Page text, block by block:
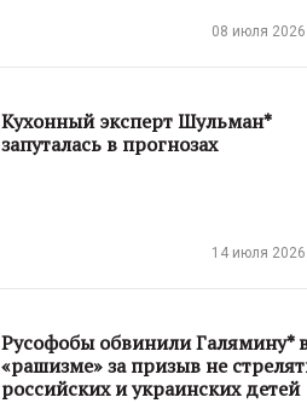
08 июля 2026
Кухонный эксперт Шульман*
запуталась в прогнозах
14 июля 2026
Русофобы обвинили Галямину*
«рашизме» за призыв не
российских и украинских детей